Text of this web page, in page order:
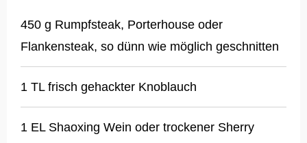
450 g Rumpfsteak, Porterhouse oder
Flankensteak, so dünn wie möglich geschnitten
1 TL frisch gehackter Knoblauch
1 EL Shaoxing Wein oder trockener Sherry